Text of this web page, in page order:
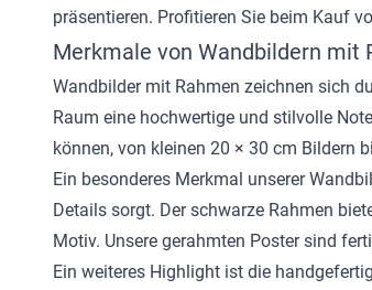
präsentieren. Profitieren Sie beim Kauf
Merkmale von Wandbildern mit
Wandbilder mit Rahmen zeichnen sich
Raum eine hochwertige und stilvolle
können, von kleinen 20 × 30 cm Bildern
Ein besonderes Merkmal unserer
Details sorgt. Der schwarze Rahmen
Motiv. Unsere gerahmten Poster sind
Ein weiteres Highlight ist die